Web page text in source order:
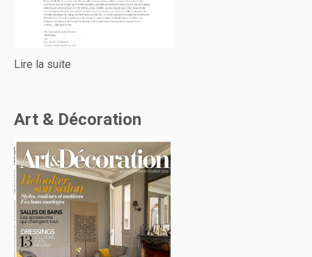
Lire la suite
Art & Décoration